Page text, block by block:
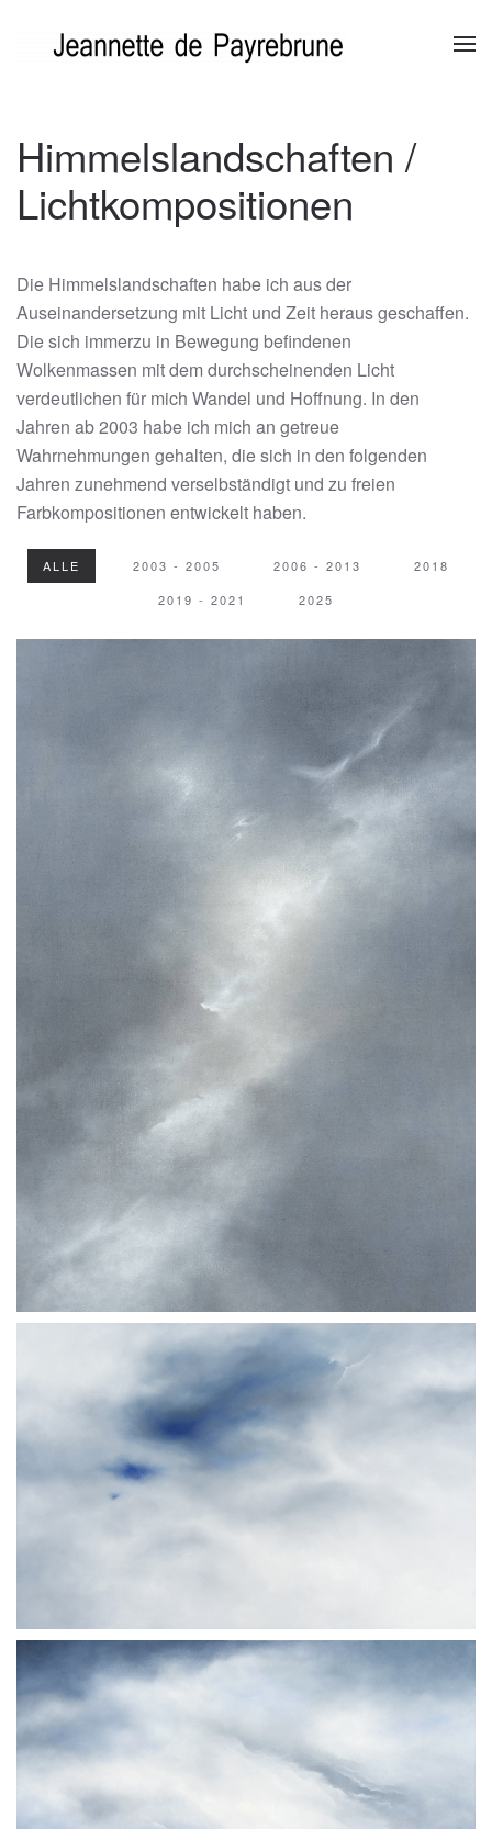
Zum Hauptinhalt springen
Himmelslandschaften /
Lichtkompositionen
Die Himmelslandschaften habe ich aus der
Auseinandersetzung mit Licht und Zeit heraus geschaffen.
Die sich immerzu in Bewegung befindenen
Wolkenmassen mit dem durchscheinenden Licht
verdeutlichen für mich Wandel und Hoffnung. In den
Jahren ab 2003 habe ich mich an getreue
Wahrnehmungen gehalten, die sich in den folgenden
Jahren zunehmend verselbständigt und zu freien
Farbkompositionen entwickelt haben.
ALLE 2003 - 2005 2006 - 2013
2018
2019 - 2021
2025
rèsonance XVII. - 2025 - Acryl & Öl auf Leinen - 199 x
133 cm